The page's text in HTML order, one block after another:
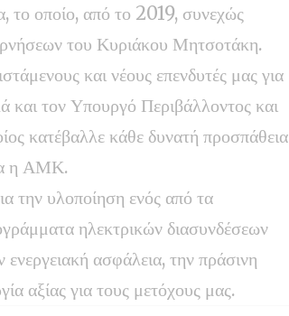
το οποίο, από το 2019, συνεχώς
του Κυριάκου Μητσοτάκη.
και νέους επενδυτές μας για
και τον Υπουργό Περιβάλλοντος και
κατέβαλλε κάθε δυνατή προσπάθεια
η ΑΜΚ.
την υλοποίηση ενός από τα
ηλεκτρικών διασυνδέσεων
ασφάλεια, την πράσινη
αξίας για τους μετόχους μας.